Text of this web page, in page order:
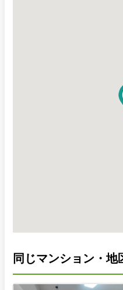
同じマンション・地